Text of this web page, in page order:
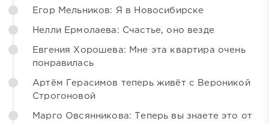
Егор Мельников: Я в Новосибирске
Нелли Ермолаева: Счастье, оно везде
Евгения Хорошева: Мне эта квартира очень
понравилась
Артём Герасимов теперь живёт с Вероникой
Строгоновой
Марго Овсянникова: Теперь вы знаете это от